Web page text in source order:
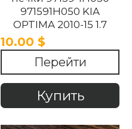
971591H050 KIA
OPTIMA 2010-15 1.7
10.00 $
Перейти
Купить